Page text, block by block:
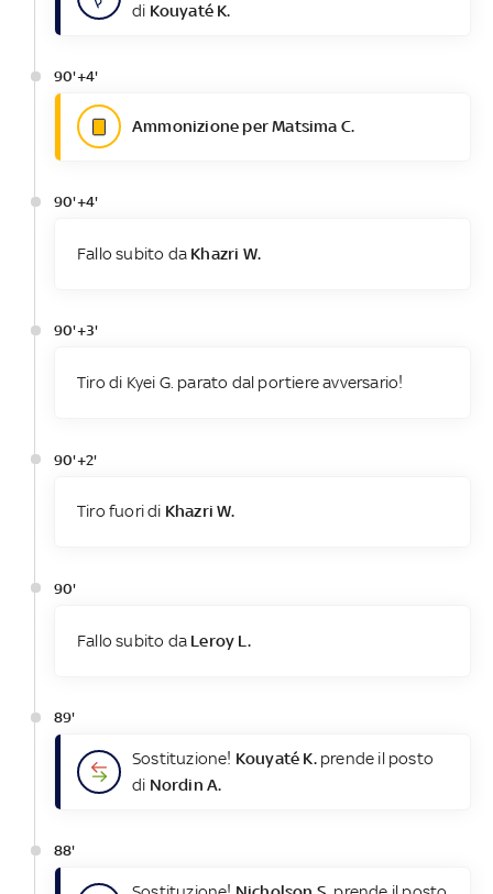
di Kouyaté K.
90'+4'
Ammonizione per Matsima C.
90'+4'
Fallo subito da Khazri W.
90'+3'
Tiro di Kyei G. parato dal portiere avversario!
90'+2'
Tiro fuori di Khazri W.
90'
Fallo subito da Leroy L.
89'
Sostituzione! Kouyaté K.prende il posto
di Nordin A.
88'